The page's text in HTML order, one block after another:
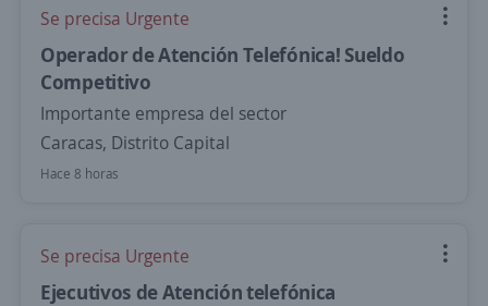
Se precisa Urgente
Operador de Atención Telefónica! Sueldo
Competitivo
Importante empresa del sector
Caracas, Distrito Capital
Hace 8 horas
Se precisa Urgente
Ejecutivos de Atención telefónica